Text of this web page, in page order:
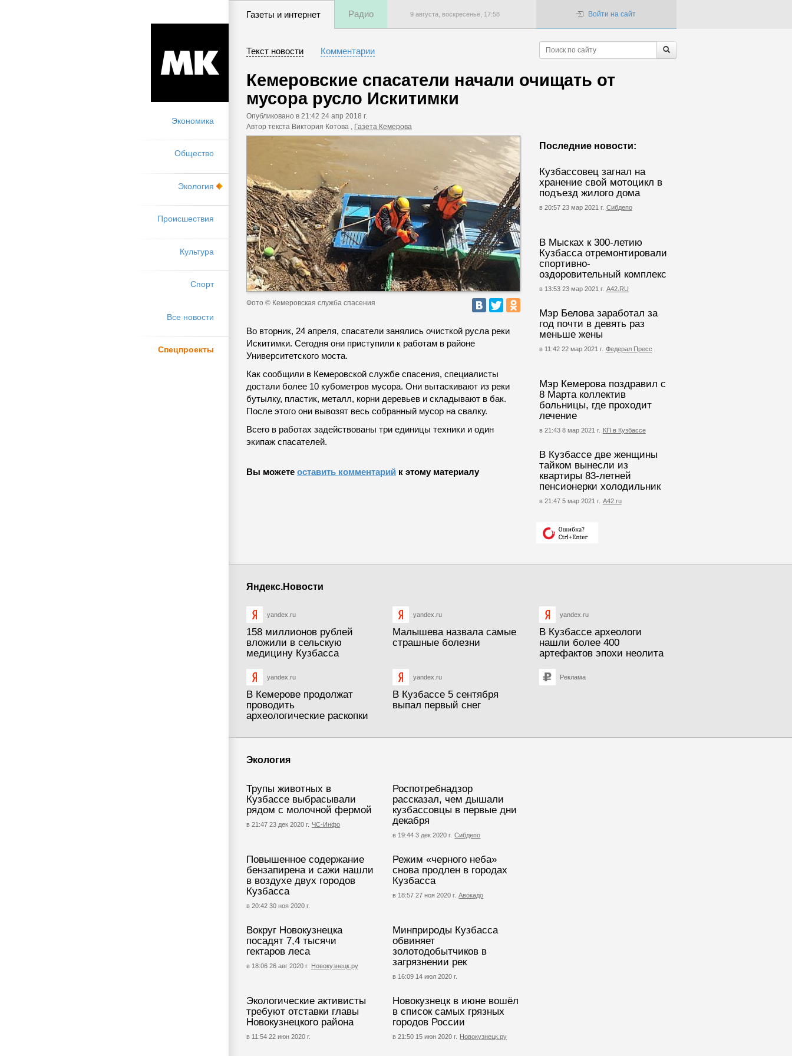
Экономика
Общество
Экология
Происшествия
Культура
Спорт
Все новости
Спецпроекты
Газеты и интернет Радио 9 августа, воскресенье, 17:58 Войти на сайт
Текст новости Комментарии
Кемеровские спасатели начали очищать от
мусора русло Искитимки
Опубликовано в 21:42 24 апр 2018 г.
Автор текста Виктория Котова , Газета Кемерова
Последние новости:
Кузбассовец загнал на
хранение свой мотоцикл в
подъезд жилого дома
в 20:57 23 мар 2021 г. Сибдепо
В Мысках к 300-летию
Кузбасса отремонтировали
спортивно-
оздоровительный комплекс
в 13:53 23 мар 2021 г. А42.RU
Мэр Белова заработал за
год почти в девять раз
меньше жены
в 11:42 22 мар 2021 г. Федерал Пресс
Мэр Кемерова поздравил с
8 Марта коллектив
больницы, где проходит
лечение
в 21:43 8 мар 2021 г. КП в Кузбассе
В Кузбассе две женщины
тайком вынесли из
квартиры 83-летней
пенсионерки холодильник
в 21:47 5 мар 2021 г. А42.ru
Фото © Кемеровская служба спасения
Во вторник, 24 апреля, спасатели занялись очисткой русла реки
Искитимки. Сегодня они приступили к работам в районе
Университетского моста.
Как сообщили в Кемеровской службе спасения, специалисты
достали более 10 кубометров мусора. Они вытаскивают из реки
бутылку, пластик, металл, корни деревьев и складывают в бак.
После этого они вывозят весь собранный мусор на свалку.
Всего в работах задействованы три единицы техники и один
экипаж спасателей.
Вы можете оставить комментарий к этому материалу
Яндекс.Новости
yandex.ru
158 миллионов рублей
вложили в сельскую
медицину Кузбасса
yandex.ru
Малышева назвала самые
страшные болезни
yandex.ru
В Кузбассе археологи
нашли более 400
артефактов эпохи неолита
yandex.ru
В Кемерове продолжат
проводить
археологические раскопки
yandex.ru
В Кузбассе 5 сентября
выпал первый снег
Реклама
Экология
Трупы животных в
Кузбассе выбрасывали
рядом с молочной фермой
в 21:47 23 дек 2020 г. ЧС-Инфо
Роспотребнадзор
рассказал, чем дышали
кузбассовцы в первые дни
декабря
в 19:44 3 дек 2020 г. Сибдепо
Повышенное содержание
бензапирена и сажи нашли
в воздухе двух городов
Кузбасса
в 20:42 30 ноя 2020 г.
Режим «черного неба»
снова продлен в городах
Кузбасса
в 18:57 27 ноя 2020 г. Авокадо
Вокруг Новокузнецка
посадят 7,4 тысячи
гектаров леса
в 18:06 26 авг 2020 г. Новокузнецк.ру
Минприроды Кузбасса
обвиняет
золотодобытчиков в
загрязнении рек
в 16:09 14 июл 2020 г.
Экологические активисты
требуют отставки главы
Новокузнецкого района
в 11:54 22 июн 2020 г.
Новокузнецк в июне вошёл
в список самых грязных
городов России
в 21:50 15 июн 2020 г. Новокузнецк.ру